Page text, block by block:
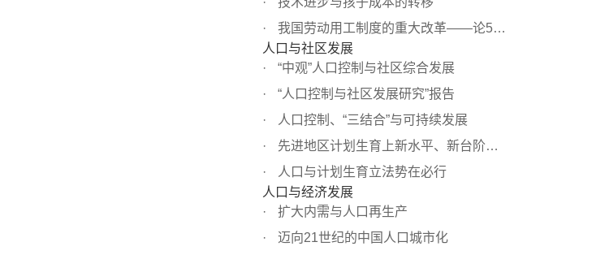
我国劳动用工制度的重大改革——论5天工作日与提高劳动生产率
人口与社区发展
“中观”人口控制与社区综合发展
“人口控制与社区发展研究”报告
人口控制、“三结合”与可持续发展
先进地区计划生育上新水平、新台阶的两种思路选择
人口与计划生育立法势在必行
人口与经济发展
扩大内需与人口再生产
迈向21世纪的中国人口城市化